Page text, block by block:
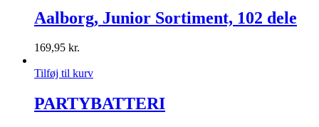
Aalborg, Junior Sortiment, 102 dele
169,95 kr.
Tilføj til kurv
PARTYBATTERI